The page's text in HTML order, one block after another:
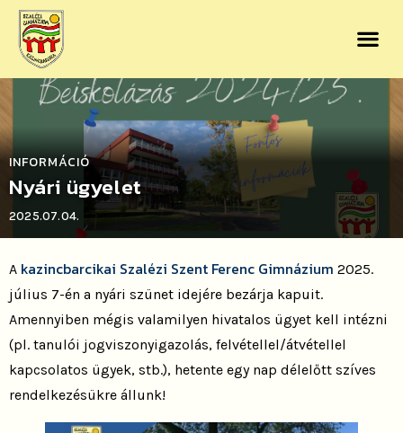
INFORMÁCIÓ
Nyári ügyelet
2025.07.04.
A kazincbarcikai Szalézi Szent Ferenc Gimnázium 2025.
július 7-én a nyári szünet idejére bezárja kapuit.
Amennyiben mégis valamilyen hivatalos ügyet kell intézni
(pl. tanulói jogviszonyigazolás, felvétellel/átvétellel
kapcsolatos ügyek, stb.), hetente egy nap délelőtt szíves
rendelkezésükre állunk!